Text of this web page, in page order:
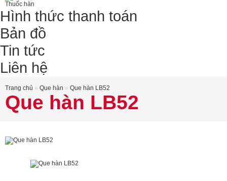
Thuốc hàn
Hình thức thanh toán
Bản đồ
Tin tức
Liên hệ
Trang chủ » Que hàn » Que hàn LB52
Que hàn LB52